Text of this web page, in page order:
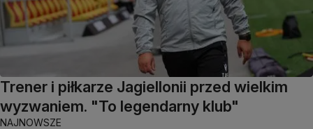
Trener i piłkarze Jagiellonii przed wielkim
wyzwaniem. "To legendarny klub"
NAJNOWSZE